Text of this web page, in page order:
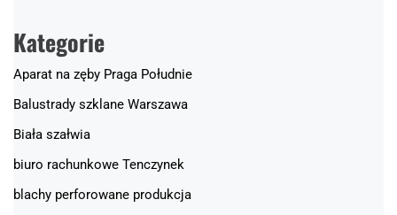
Kategorie
Aparat na zęby Praga Południe
Balustrady szklane Warszawa
Biała szałwia
biuro rachunkowe Tenczynek
blachy perforowane produkcja